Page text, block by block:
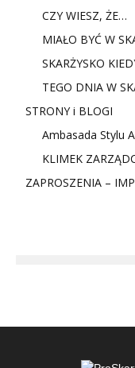
CZY WIESZ, ŻE…
MIAŁO BYĆ W
SKARŻYSKO
TEGO DNIA W
STRONY i BLOGI
Ambasada Stylu
KLIMEK
ZAPROSZENIA –